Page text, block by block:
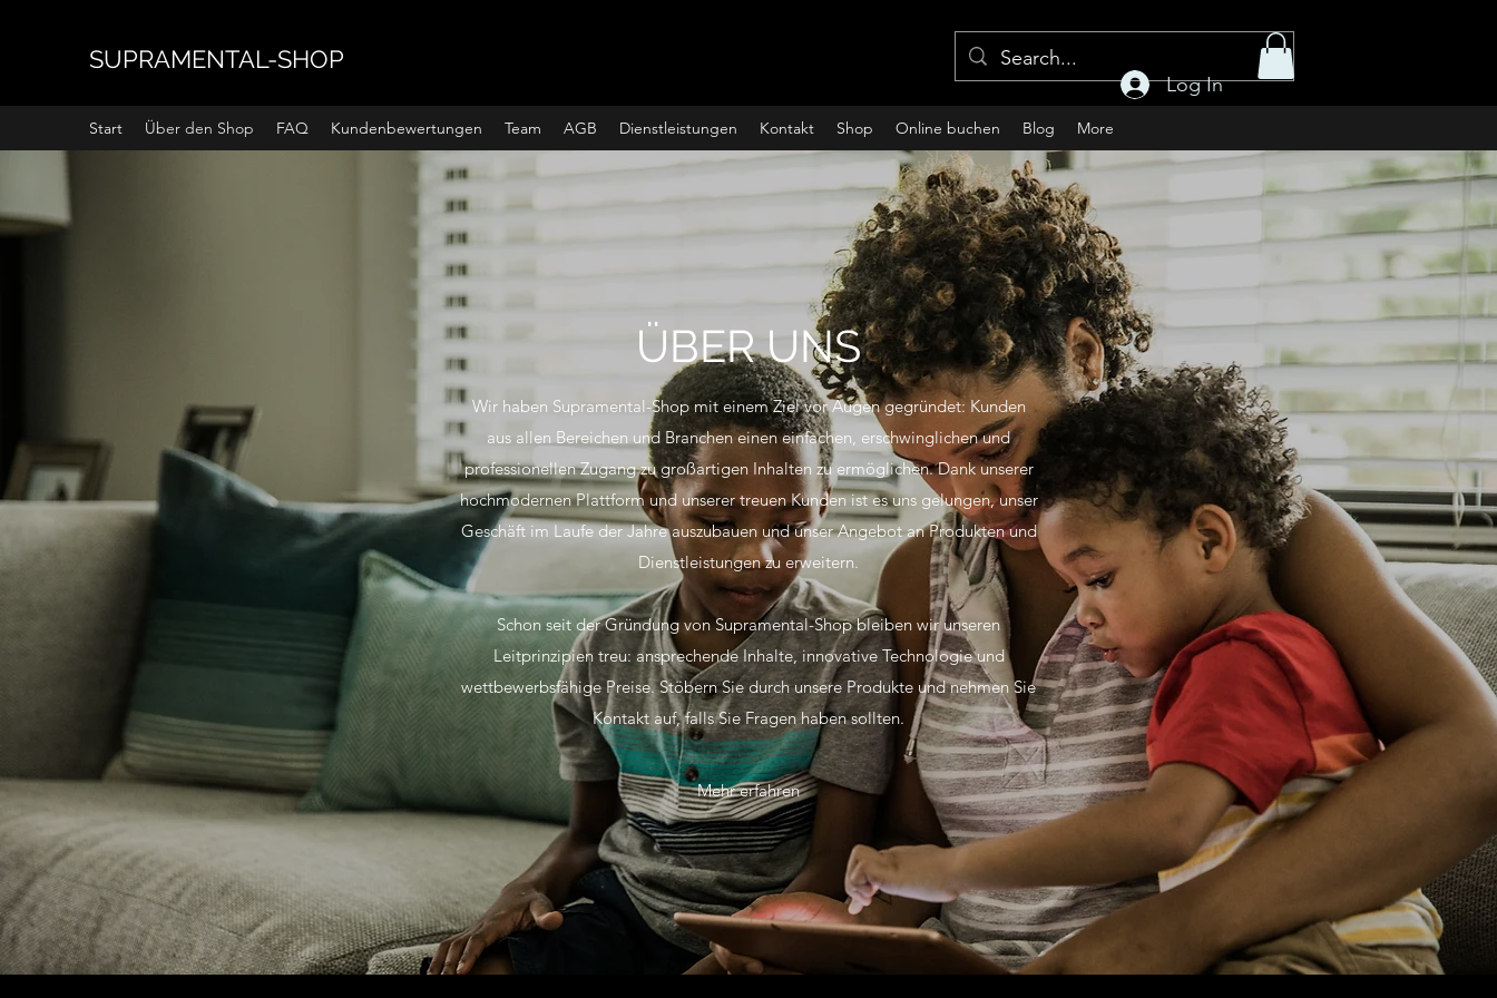
SUPRAMENTAL-SHOP
Start Über den Shop FAQ Kundenbewertungen Team AGB Dienstleistungen Kontakt Shop Online buchen Blog More
Log In
ÜBER UNS
Wir haben Supramental-Shop mit einem Ziel vor Augen gegründet: Kunden
aus allen Bereichen und Branchen einen einfachen, erschwinglichen und
professionellen Zugang zu großartigen Inhalten zu ermöglichen. Dank unserer
hochmodernen Plattform und unserer treuen Kunden ist es uns gelungen, unser
Geschäft im Laufe der Jahre auszubauen und unser Angebot an Produkten und
Dienstleistungen zu erweitern.
Schon seit der Gründung von Supramental-Shop bleiben wir unseren
Leitprinzipien treu: ansprechende Inhalte, innovative Technologie und
wettbewerbsfähige Preise. Stöbern Sie durch unsere Produkte und nehmen Sie
Kontakt auf, falls Sie Fragen haben sollten.
Mehr erfahren